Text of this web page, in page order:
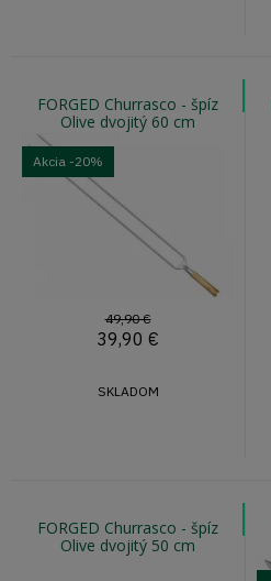
FORGED Churrasco - špíz
Olive dvojitý 60 cm
Akcia -20%
49,90 €
39,90 €
SKLADOM
FORGED Churrasco - špíz
Olive dvojitý 50 cm